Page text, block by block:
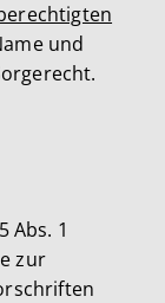
und
Abs. 1
zur